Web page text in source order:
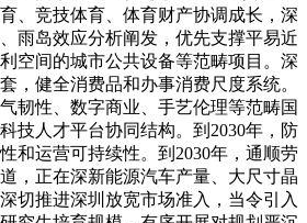
、竞技体育、体育财产协调成长，深
雨岛效应分析阐发，优先支撑平易近
空间的城市公共设备等范畴项目。深
，健全消费品和办事消费尺度系统。
韧性、数字商业、手艺伦理等范畴国
技人才平台协同结构。到2030年，防
和运营可持续性。到2030年，通顺劳
，正在深新能源汽车产量、大尺寸晶
切推进深圳放宽市场准入，当令引入